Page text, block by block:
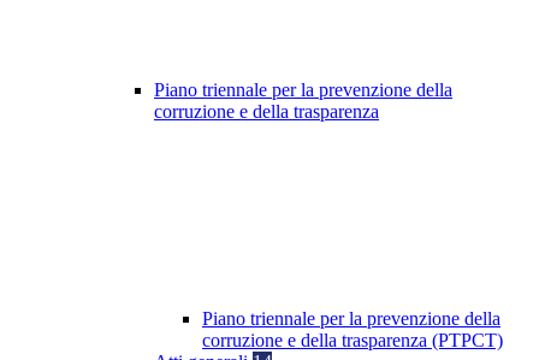
Piano triennale per la prevenzione della
corruzione e della trasparenza
Piano triennale per la prevenzione della
corruzione e della trasparenza (PTPCT)